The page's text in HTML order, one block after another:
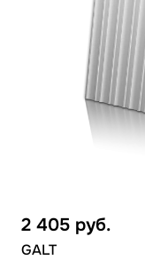
2 405 руб.
GALT